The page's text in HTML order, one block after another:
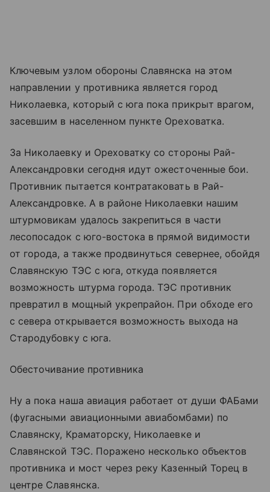
Ключевым узлом обороны Славянска на этом
направлении у противника является город
Николаевка, который с юга пока прикрыт врагом,
засевшим в населенном пункте Ореховатка.
За Николаевку и Ореховатку со стороны Рай-
Александровки сегодня идут ожесточенные бои.
Противник пытается контратаковать в Рай-
Александровке. А в районе Николаевки нашим
штурмовикам удалось закрепиться в части
лесопосадок с юго-востока в прямой видимости
от города, а также продвинуться севернее, обойдя
Славянскую ТЭС с юга, откуда появляется
возможность штурма города. ТЭС противник
превратил в мощный укрепрайон. При обходе его
с севера открывается возможность выхода на
Стародубовку с юга.
Обесточивание противника
Ну а пока наша авиация работает от души ФАБами
(фугасными авиационными авиабомбами) по
Славянску, Краматорску, Николаевке и
Славянской ТЭС. Поражено несколько объектов
противника и мост через реку Казенный Торец в
центре Славянска.